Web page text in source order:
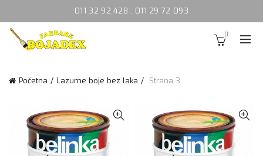
011 32 92 428 , 011 29 72 093
0
Početna Lazurne boje bez laka Strana 3